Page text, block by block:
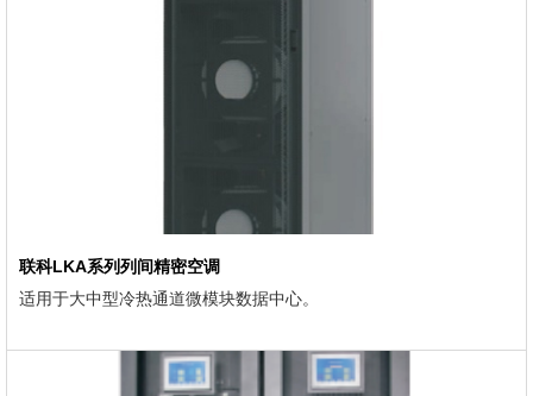
联科LKA系列列间精密空调
适用于大中型冷热通道微模块数据中心。